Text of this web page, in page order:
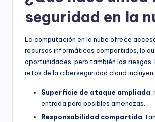
seguridad en la
La computación en la nube ofrece
recursos informáticos compartidos, lo
oportunidades, pero también los riesgos.
retos de la ciberseguridad cloud incluyen:
Superficie de ataque ampliada:
entrada para posibles amenazas.
Responsabilidad compartida: